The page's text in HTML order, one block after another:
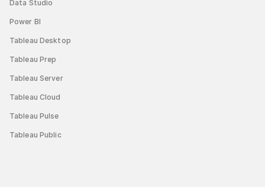
Data Studio
Power BI
Tableau Desktop
Tableau Prep
Tableau Server
Tableau Cloud
Tableau Pulse
Tableau Public